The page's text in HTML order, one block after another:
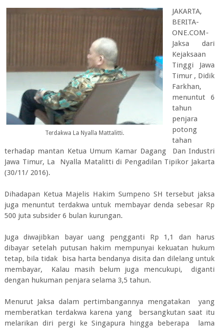
Terdakwa La Nyalla Mattalitti.
JAKARTA,
BERITA-
ONE.COM-
Jaksa dari
Kejaksaan
Tinggi Jawa
Timur , Didik
Farkhan,
menuntut 6
tahun
penjara
potong
tahan
terhadap mantan Ketua Umum Kamar Dagang Dan Industri
Jawa Timur, La Nyalla Matalitti di Pengadilan Tipikor Jakarta
(30/11/ 2016).
Dihadapan Ketua Majelis Hakim Sumpeno SH tersebut jaksa
juga menuntut terdakwa untuk membayar denda sebesar Rp
500 juta subsider 6 bulan kurungan.
Juga diwajibkan bayar uang pengganti Rp 1,1 dan harus
dibayar setelah putusan hakim mempunyai kekuatan hukum
tetap, bila tidak bisa harta bendanya disita dan dilelang untuk
membayar, Kalau masih belum juga mencukupi, diganti
dengan hukuman penjara selama 3,5 tahun.
Menurut Jaksa dalam pertimbangannya mengatakan yang
memberatkan terdakwa karena yang bersangkutan saat itu
melarikan diri pergi ke Singapura hingga beberapa lama